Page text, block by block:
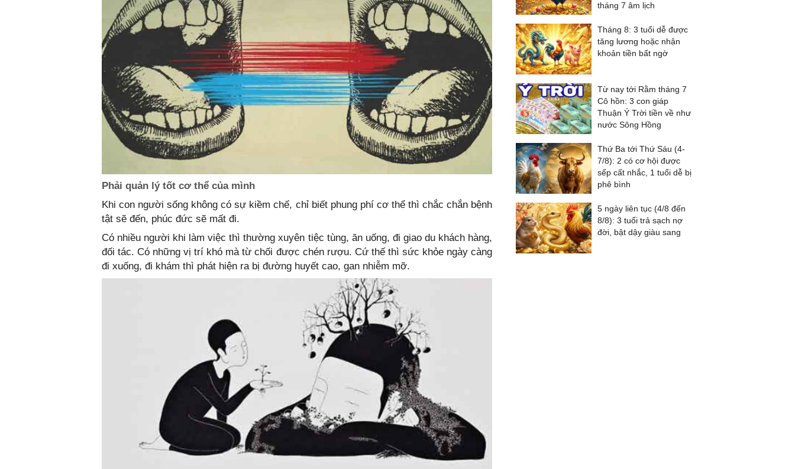
Phải quản lý tốt cơ thể của mình
Khi con người sống không có sự kiềm chế, chỉ biết phung phí cơ thể thì chắc chắn bệnh
tật sẽ đến, phúc đức sẽ mất đi.
Có nhiều người khi làm việc thì thường xuyên tiệc tùng, ăn uống, đi giao du khách hàng,
đối tác. Có những vị trí khó mà từ chối được chén rượu. Cứ thế thì sức khỏe ngày càng
đi xuống, đi khám thì phát hiện ra bị đường huyết cao, gan nhiễm mỡ.
tháng 7 âm lịch
Tháng 8: 3 tuổi dễ được
tăng lương hoặc nhận
khoản tiền bất ngờ
Từ nay tới Rằm tháng 7
Cô hồn: 3 con giáp
Thuận Ý Trời tiền về như
nước Sông Hồng
Thứ Ba tới Thứ Sáu (4-
7/8): 2 có cơ hội được
sếp cất nhắc, 1 tuổi dễ bị
phê bình
5 ngày liên tục (4/8 đến
8/8): 3 tuổi trả sạch nợ
đời, bật dậy giàu sang